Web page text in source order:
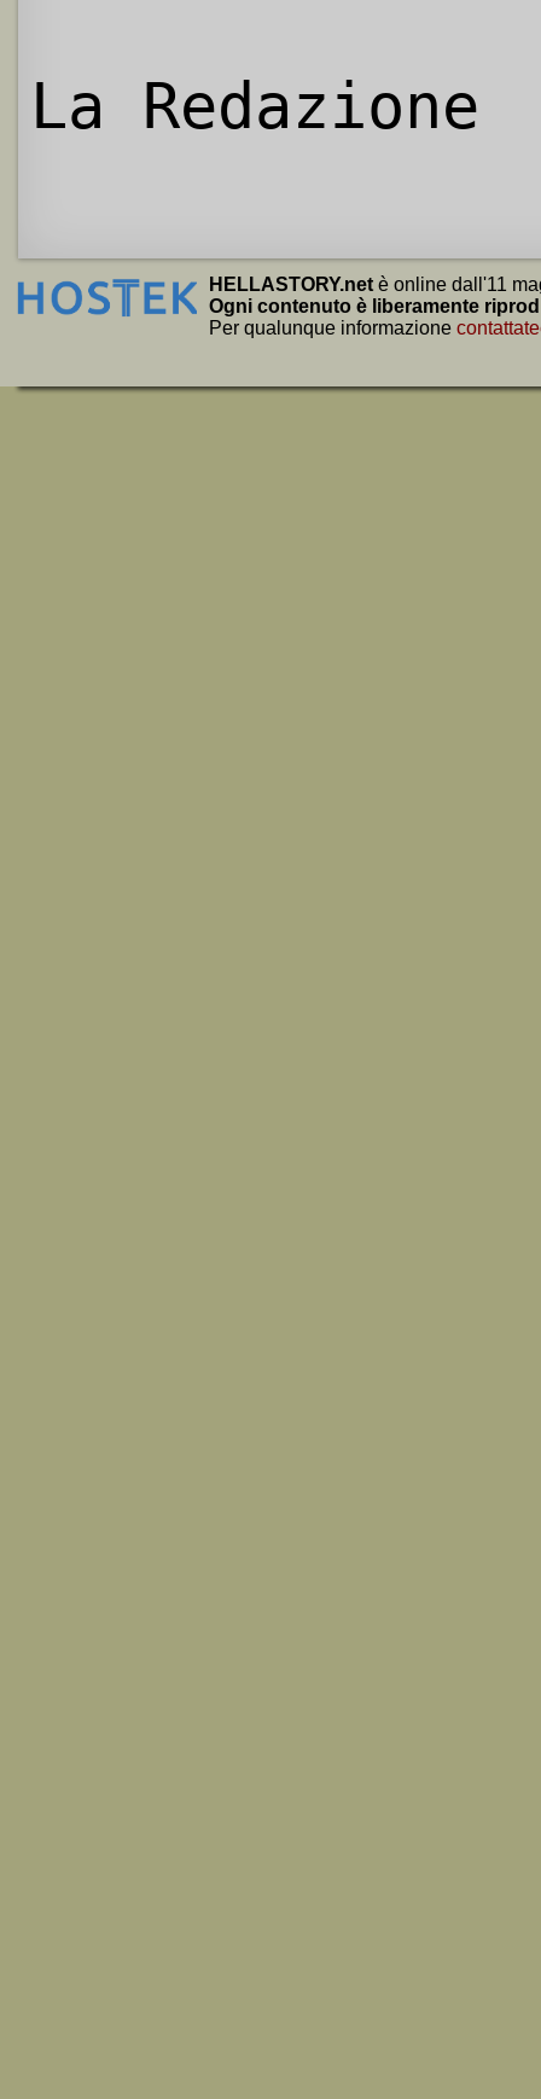
La Redazione
HELLASTORY.net è online dall'11
Ogni contenuto è liberamente
Per qualunque informazione